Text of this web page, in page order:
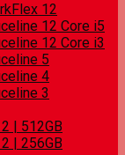
12
12 Core i5
12 Core i3
5
4
3
| 512GB
| 256GB